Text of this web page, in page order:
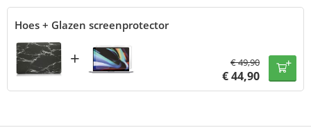
Hoes + Glazen screenprotector
+ €49,90
€44,90